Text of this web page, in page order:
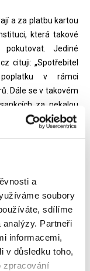
a
soubory
sdílíme
Partneři
informacemi,
v důsledku toho,
zpracování
a za platbu kartou
která takové
Jediné
cituji: „Spotřebitel
v rámci
Dále se v takovém
za nekalou
Jakub Vintrlík
460373-smernice-
mimosoudního
Česká obchodní
ani dozorovat